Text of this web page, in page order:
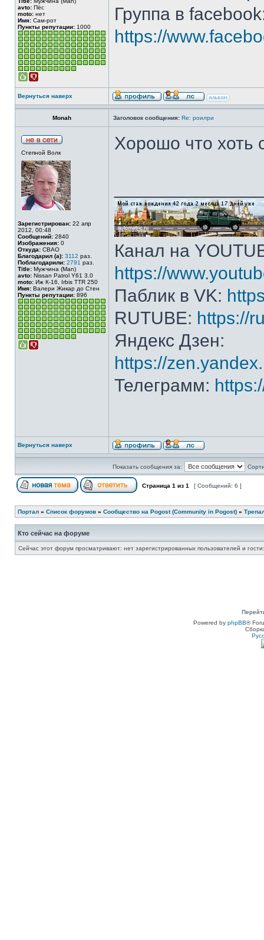
avto: Пёс
moto: нет
Имя: Сам-рот
Пункты репутации: 1000
Группа в
https://
Вернуться наверх
Monah Заголовок сообщения: Re: роилри
Степной Волк
Зарегистрирован: 22 апр
2012, 00:48
Сообщений: 2840
Изображения: 0
Откуда: СВАО
Благодарил (а): 3112 раз.
Поблагодарили: 2791 раз.
Title: Мужчина (Man)
avto: Nissan Patrol Y61 3.0
moto: Иж К-16, Irbis TTR 250
Имя: Валери Жикар до Стен
Пункты репутации: 896
Хорошо что хоть
Канал на
https://
Паблик в VK:
RUTUBE: https://
Яндекс Дзен:
https://
Телеграмм:
Вернуться наверх
Показать сообщения за:
Страница 1 из 1 [ Сообщений: 6 ]
Портал » Список форумов » Сообщество на Pogost (Community in Pogost) »
Кто сейчас на форуме
Сейчас этот форум просматривают: нет зарегистрированных пользователей и
Powered by phpBB®